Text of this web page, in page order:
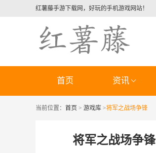
红薯藤手游下载网，好玩的手机游戏网站！
首页 资讯
当前位置： 首页 > 游戏库 >将军之战场争锋
将军之战场争锋